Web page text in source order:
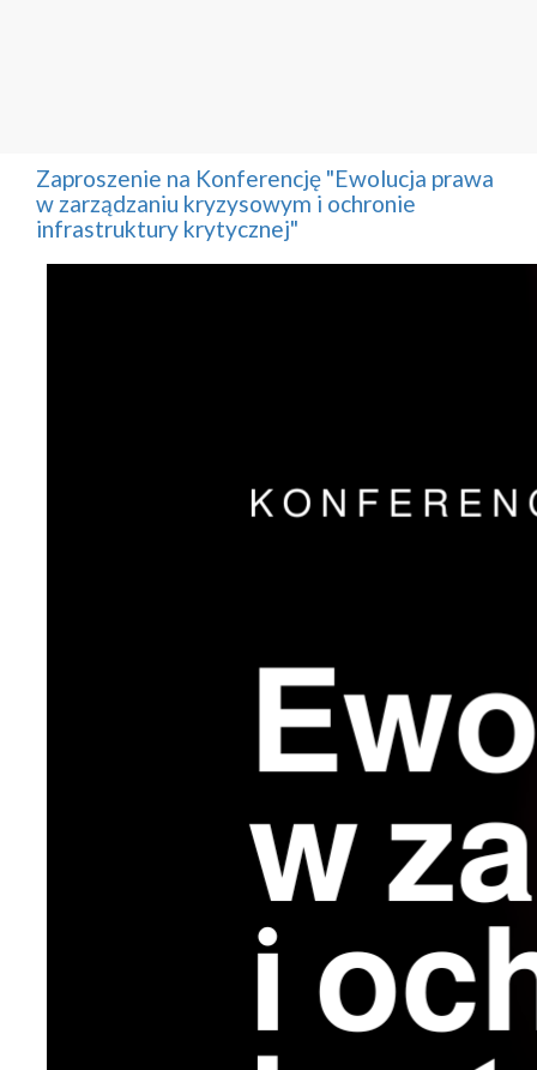
Zaproszenie na Konferencję "Ewolucja prawa
w zarządzaniu kryzysowym i ochronie
infrastruktury krytycznej"